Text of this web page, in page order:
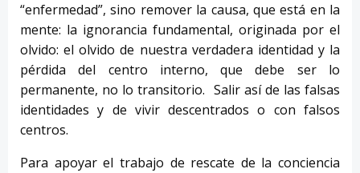
“enfermedad”, sino remover la causa, que está en la
mente: la ignorancia fundamental, originada por el
olvido: el olvido de nuestra verdadera identidad y la
pérdida del centro interno, que debe ser lo
permanente, no lo transitorio. Salir así de las falsas
identidades y de vivir descentrados o con falsos
centros.
Para apoyar el trabajo de rescate de la conciencia